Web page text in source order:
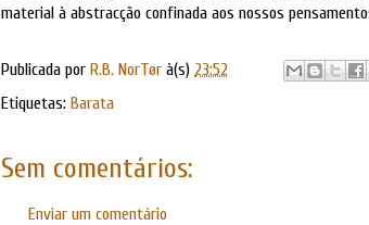
material à abstracção confinada aos nossos
Publicada por R.B. NorTør à(s) 23:52
Etiquetas: Barata
Sem comentários:
Enviar um comentário